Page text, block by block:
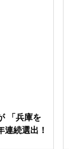
「兵庫を
連続選出！